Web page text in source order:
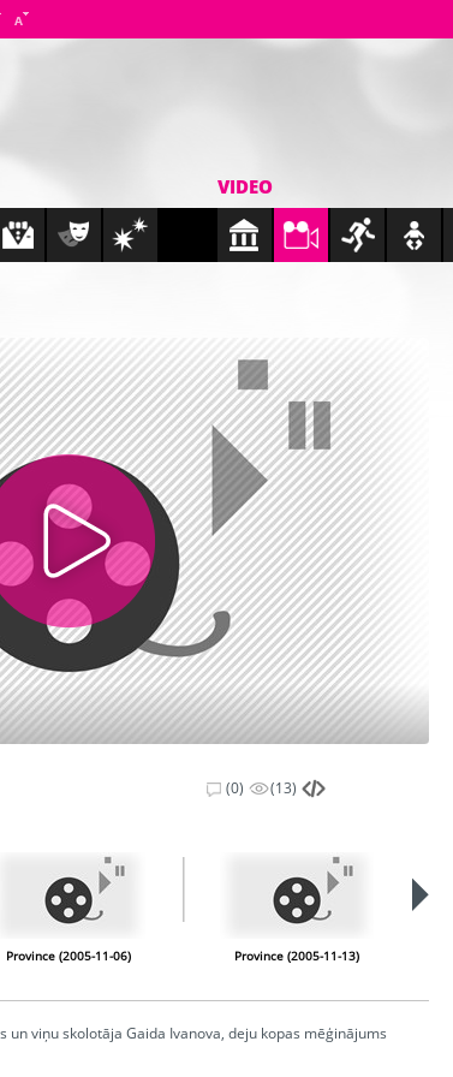
VIDEO
(0) (13)
Province (2005-11-06) Province (2005-11-13)
un viņu skolotāja Gaida Ivanova, deju kopas mēģinājums